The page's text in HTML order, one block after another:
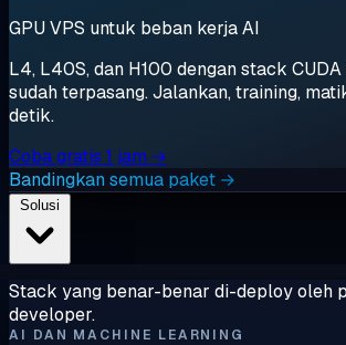
GPU VPS untuk beban kerja AI
L4, L40S, dan H100 dengan stack
sudah terpasang. Jalankan, training,
detik.
Coba gratis 1 jam →
Bandingkan semua paket →
Stack yang benar-benar di-deploy oleh
developer.
AI DAN MACHINE LEARNING